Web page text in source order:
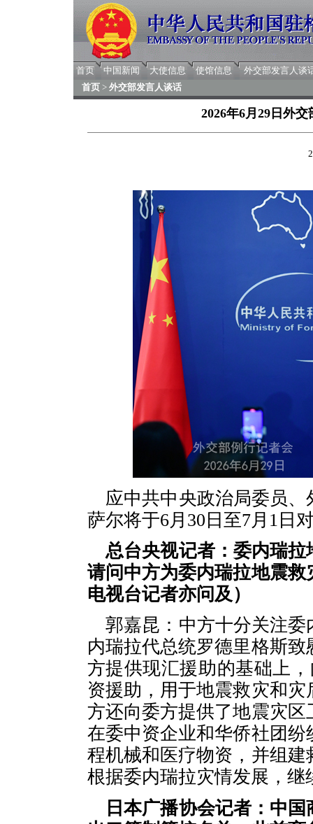
首页 中国新闻 大使信息 使馆信息
外交部发言人谈
首页 > 外交部发言人谈话
2026年6月29日外
应中共中央政治局委员
萨尔将于6月30日至7月1日
总台央视记者：委内瑞
请问中方为委内瑞拉地震
电视台记者亦问及）
郭嘉昆：中方十分关注
内瑞拉代总统罗德里格斯
方提供现汇援助的基础上
资援助，用于地震救灾和
方还向委方提供了地震灾
在委中资企业和华侨社团
程机械和医疗物资，并组
根据委内瑞拉灾情发展，
日本广播协会记者：中